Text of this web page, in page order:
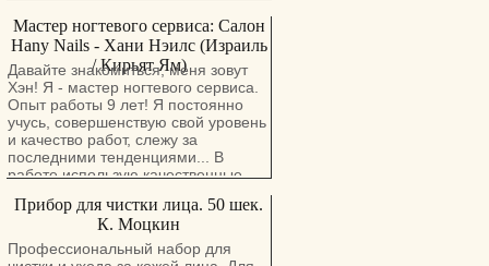
Мастер ногтевого сервиса: Салон
Hany Nails - Хани Нэилс (Израиль
/ Кирьят Ям)
Давайте знакомиться, меня зовут
Хэн! Я - мастер ногтевого сервиса.
Опыт работы 9 лет! Я постоянно
учусь, совершенствую свой уровень
и качество работ, слежу за
последними тенденциями... В
работе использую качественные
насчитывает более 200 цветов! Я
работаю во многих "ручных"
техниках: рисую, инкрустирую ногти
стразами и декоративными
Прибор для чистки лица. 50 шек.
К. Моцкин
Профессиональный набор для